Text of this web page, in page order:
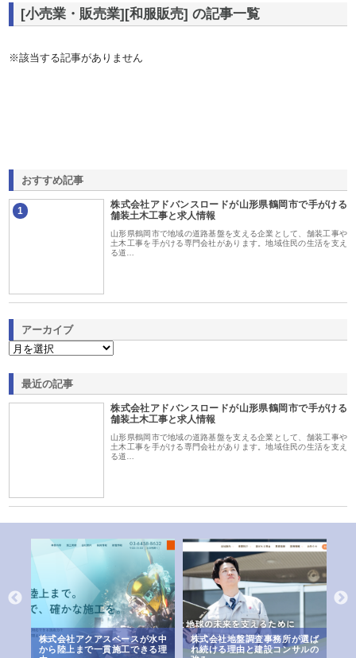
[小売業・販売業][和服販売] の記事一覧
※該当する記事がありません
おすすめ記事
1
株式会社アドバンスロードが山形県鶴岡市で手がける
舗装土木工事と求人情報
山形県鶴岡市で地域の道路基盤を支える企業として、舗装工事や
土木工事を手がける専門会社があります。地域住民の生活を支え
る道…
アーカイブ
最近の記事
株式会社アドバンスロードが山形県鶴岡市で手がける
舗装土木工事と求人情報
山形県鶴岡市で地域の道路基盤を支える企業として、舗装工事や
土木工事を手がける専門会社があります。地域住民の生活を支え
る道…
株式会社アクアスペースが水中
から陸上まで一貫施工できる理
株式会社地盤調査事務所が選ば
れ続ける理由と建設コンサルの